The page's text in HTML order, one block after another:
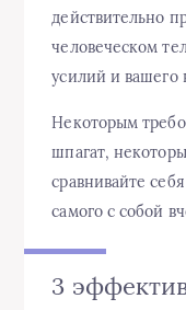
действительно
человеческом
усилий и вашего
Некоторым
шпагат,
сравнивайте
самого с собой
3